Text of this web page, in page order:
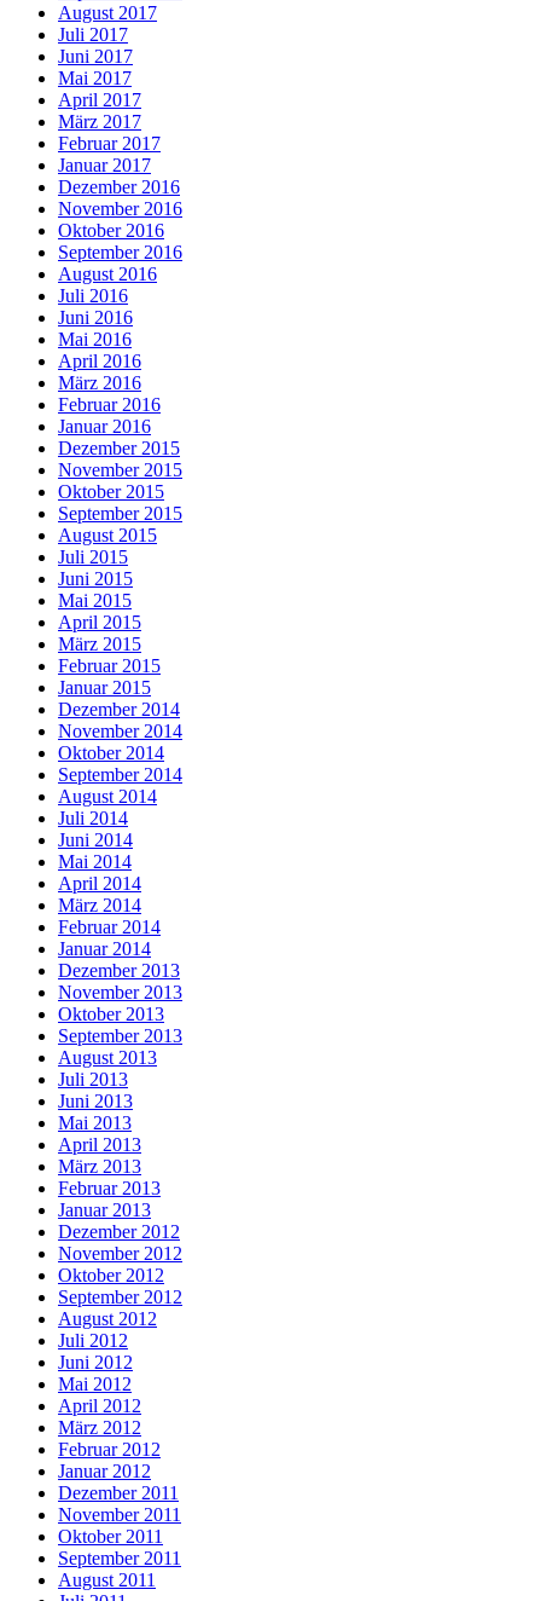
August 2017
Juli 2017
Juni 2017
Mai 2017
April 2017
März 2017
Februar 2017
Januar 2017
Dezember 2016
November 2016
Oktober 2016
September 2016
August 2016
Juli 2016
Juni 2016
Mai 2016
April 2016
März 2016
Februar 2016
Januar 2016
Dezember 2015
November 2015
Oktober 2015
September 2015
August 2015
Juli 2015
Juni 2015
Mai 2015
April 2015
März 2015
Februar 2015
Januar 2015
Dezember 2014
November 2014
Oktober 2014
September 2014
August 2014
Juli 2014
Juni 2014
Mai 2014
April 2014
März 2014
Februar 2014
Januar 2014
Dezember 2013
November 2013
Oktober 2013
September 2013
August 2013
Juli 2013
Juni 2013
Mai 2013
April 2013
März 2013
Februar 2013
Januar 2013
Dezember 2012
November 2012
Oktober 2012
September 2012
August 2012
Juli 2012
Juni 2012
Mai 2012
April 2012
März 2012
Februar 2012
Januar 2012
Dezember 2011
November 2011
Oktober 2011
September 2011
August 2011